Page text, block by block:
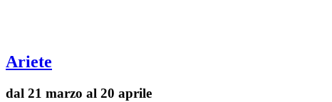
Ariete
dal 21 marzo al 20 aprile